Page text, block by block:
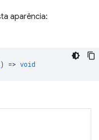
aparência:
) => void